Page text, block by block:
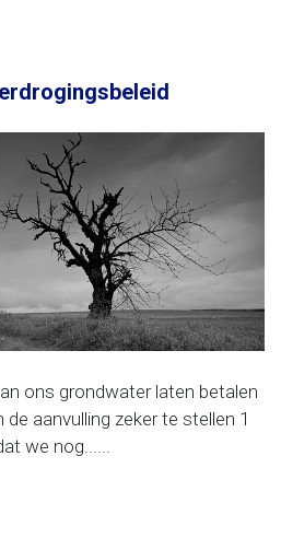
ons grondwater laten betalen
aanvulling zeker te stellen 1
we nog......